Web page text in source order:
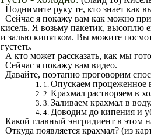
Поднимите руку те, кто знает как
Сейчас я покажу вам как можно
кисель. Я возьму пакетик, высоплю
и залью кипятком. Вы можите
густеть.
А кто может рассказать, как мы
Сейчас я покажу вам видео.
Давайте, поэтапно проговорим
Опускаем процеженное
Крахмал растворяем в
Заливаем крахмал в воду.
Доводим до кипения и
Какой главный энгридиент в этом
Откуда появляется крахмал? (из